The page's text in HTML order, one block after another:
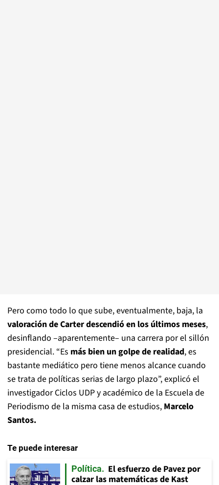
Pero como todo lo que sube, eventualmente, baja, la
valoración de Carter descendió en los últimos meses,
desinflando –aparentemente– una carrera por el sillón
presidencial. “Es más bien un golpe de realidad, es
bastante mediático pero tiene menos alcance cuando
se trata de políticas serias de largo plazo”, explicó el
investigador Ciclos UDP y académico de la Escuela de
Periodismo de la misma casa de estudios, Marcelo
Santos.
Te puede interesar
Política
El esfuerzo de Pavez por
calzar las matemáticas de Kast